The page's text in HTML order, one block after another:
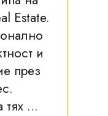
Estate.
и
през
...